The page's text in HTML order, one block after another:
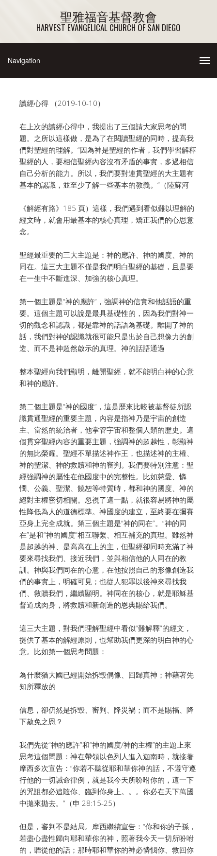
聖雅福音基督教會
HARVEST EVANGELICAL CHURCH OF SAN DIEGO
讀經心得 （2019-10-10）
在上次的讀經心得中，我提出了三個請大家思考的問
題。之所以這樣做，是為了在閱讀聖經的同時，提高我
們對聖經的理解。“因為神是聖經的作者，我們學習解釋
聖經的人，要相信聖經內容沒有矛盾的事實，多過相信
自己分析的能力。所以，我們要對連貫聖經的大主題有
基本的認識，並至少了解一些基本的教義。”（陸蘇河
《解經有路》185 頁）這樣，我們遇到看似難以理解的
經文時，就會用最基本的核心真理，矯正我們的心思意
念。
聖經最重要的三大主題是：神的應許、神的國度、神的
同在。這三大主題不僅是我們明白聖經的基礎，且是要
在一生中不斷進深、加強的核心真理。
第一個主題是“神的應許”，強調神的信實和他話語的重
要。這個主題可以說是最具基礎性的，因為我們對神一
切的觀念和認識，都是靠神的話語為基礎。離開了神的
話，我們對神的認識就很可能只是出於自己想像力的創
造、而不是神超然啟示的真理。神的話語通過
整本聖經向我們顯明，離開聖經，就不能明白神的心意
和神的應許。
第二個主題是“神的國度”，這是歷來比較被基督徒所認
識貫通聖經的重要主題，內容是指神乃是宇宙的創造
主、當然的統治者，他掌管宇宙和整個人類的歷史。這
個貫穿聖經內容的重要主題，強調神的超越性，彰顯神
的無比榮耀。聖經不單描述神作王，也描述神的主權、
神的聖潔、神的救贖和神的審判。我們要特別注意：聖
經強調神的屬性在他國度中的完整性。比如慈愛、憐
憫、公義、聖潔、饒恕等特質時，都和神的國度、神的
絕對主權密切相關。忽視了這一點，就很容易將神的屬
性降低為人的道德標準。神國度的建立，至終要在彌賽
亞身上完全成就。第三個主題是“神的同在”。“神的同
在”是和“神的國度”相互聯繫、相互補充的真理。雖然神
是超越的神、是高高在上的主，但聖經卻同時充滿了神
要來尋找我們、接近我們，並與相信他的人同在的教
訓。神與我們同在的心意，在他按照自己的形像創造我
們的事實上，明確可見；也從人犯罪以後神來尋找我
們、救贖我們，繼續顯明。神同在的核心，就是耶穌基
督道成肉身，將救贖和新創造的恩典賜給我們。
這三大主題，對我們理解聖經中看似“難解釋”的經文，
提供了基本的解經原則，也幫助我們更深的明白神的心
意。比如第一個思考問題：
為什麼猶大國已經開始拆毀偶像、回歸真神；神藉著先
知所釋放的
信息，卻仍然是拆毀、審判、降災禍；而不是賜福、降
下赦免之恩？
我們先從“神的應許”和“神的國度/神的主權”的主題上來
思考這個問題：神在帶領以色列人進入迦南時，就接著
摩西多次宣告：“你若不聽從耶和華你神的話，不遵守遵
行他的一切誡命律例，就是我今天所吩咐你的，這一下
的咒詛都必追隨你、臨到你身上。。。你必在天下萬國
中拋來拋去。”（申 28:15-25）
但是，審判不是結局。摩西繼續宣告：“你和你的子孫，
若盡心盡性歸向耶和華你的神，照著我今天一切所吩咐
的，聽從他的話；那時耶和華你的神必憐憫你、救回你